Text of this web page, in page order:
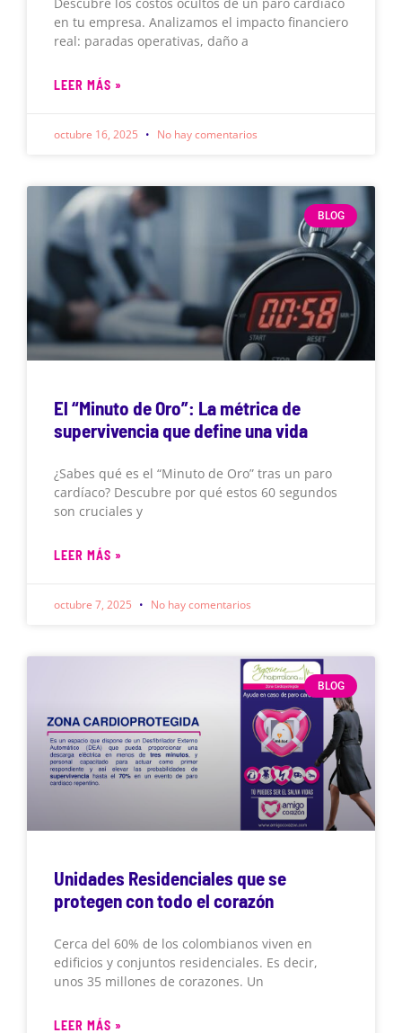
en tu empresa. Analizamos el impacto financiero
real: paradas operativas, daño a
LEER MÁS »
octubre 16, 2025 No hay comentarios
BLOG
El “Minuto de Oro”: La métrica de
supervivencia que define una vida
¿Sabes qué es el “Minuto de Oro” tras un paro
cardíaco? Descubre por qué estos 60 segundos
son cruciales y
LEER MÁS »
octubre 7, 2025 No hay comentarios
BLOG
Unidades Residenciales que se
protegen con todo el corazón
Cerca del 60% de los colombianos viven en
edificios y conjuntos residenciales. Es decir,
unos 35 millones de corazones. Un
LEER MÁS »